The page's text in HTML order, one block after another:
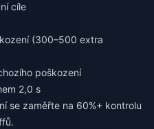
cíle
(300–500 extra
poškození
2,0 s
se zaměřte na 60%+ kontrolu